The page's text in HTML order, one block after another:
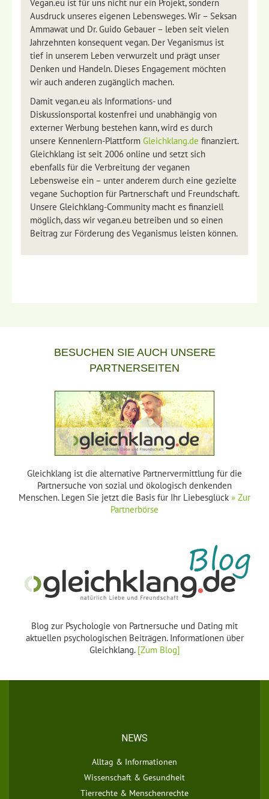
Vegan.eu ist für uns nicht nur ein Projekt, sondern
Ausdruck unseres eigenen Lebensweges. Wir – Seksan
Ammawat und Dr. Guido Gebauer – leben seit vielen
Jahrzehnten konsequent vegan. Der Veganismus ist
tief in unserem Leben verwurzelt und prägt unser
Denken und Handeln. Dieses Engagement möchten
wir auch anderen zugänglich machen.
Damit vegan.eu als Informations- und
Diskussionsportal kostenfrei und unabhängig von
externer Werbung bestehen kann, wird es durch
unsere Kennenlern-Plattform Gleichklang.de finanziert.
Gleichklang ist seit 2006 online und setzt sich
ebenfalls für die Verbreitung der veganen
Lebensweise ein – unter anderem durch eine gezielte
vegane Suchoption für Partnerschaft und Freundschaft.
Unsere Gleichklang-Community macht es finanziell
möglich, dass wir vegan.eu betreiben und so einen
Beitrag zur Förderung des Veganismus leisten können.
BESUCHEN SIE AUCH UNSERE
PARTNERSEITEN
Gleichklang ist die alternative Partnervermittlung für die
Partnersuche von sozial und ökologisch denkenden
Menschen. Legen Sie jetzt die Basis für Ihr Liebesglück » Zur
Partnerbörse
Blog zur Psychologie von Partnersuche und Dating mit
aktuellen psychologischen Beiträgen. Informationen über
Gleichklang. [Zum Blog]
NEWS
Alltag & Informationen
Wissenschaft & Gesundheit
Tierrechte & Menschenrechte